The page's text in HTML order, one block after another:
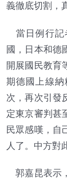
義徹底切割，
當日例行記
國，日本和德
開展國民教育
期德國上線
次，再次引發
定東京審判甚
民眾感嘆，自
人了。中方對
郭嘉昆表示